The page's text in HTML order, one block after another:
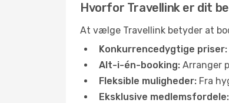
Hvorfor Travellink er dit
At vælge Travellink betyder at
Konkurrencedygtige priser:
Alt-i-én-booking: Arranger
Fleksible muligheder: Fra
Eksklusive medlemsfordele: